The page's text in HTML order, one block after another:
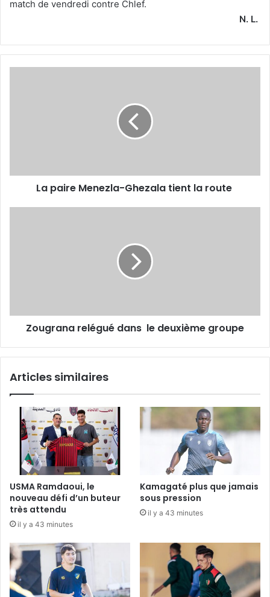
match de vendredi contre Chlef.
N. L.
La paire Menezla-Ghezala tient la route
Zougrana relégué dans le deuxième groupe
Articles similaires
USMA Ramdaoui, le
nouveau défi d’un buteur
très attendu
il y a 43 minutes
Kamagaté plus que jamais
sous pression
il y a 43 minutes